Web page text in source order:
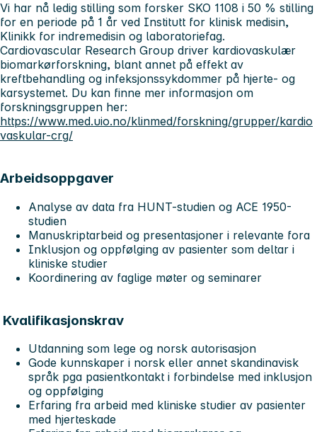
Vi har nå ledig stilling som forsker SKO 1108 i 50 % stilling
for en periode på 1 år ved Institutt for klinisk medisin,
Klinikk for indremedisin og laboratoriefag.
Cardiovascular Research Group driver kardiovaskulær
biomarkørforskning, blant annet på effekt av
kreftbehandling og infeksjonssykdommer på hjerte- og
karsystemet. Du kan finne mer informasjon om
forskningsgruppen her:
https://www.med.uio.no/klinmed/forskning/grupper/kardio
vaskular-crg/
Arbeidsoppgaver
Analyse av data fra HUNT-studien og ACE 1950-
studien
Manuskriptarbeid og presentasjoner i relevante fora
Inklusjon og oppfølging av pasienter som deltar i
kliniske studier
Koordinering av faglige møter og seminarer
Kvalifikasjonskrav
Utdanning som lege og norsk autorisasjon
Gode kunnskaper i norsk eller annet skandinavisk
språk pga pasientkontakt i forbindelse med inklusjon
og oppfølging
Erfaring fra arbeid med kliniske studier av pasienter
med hjerteskade